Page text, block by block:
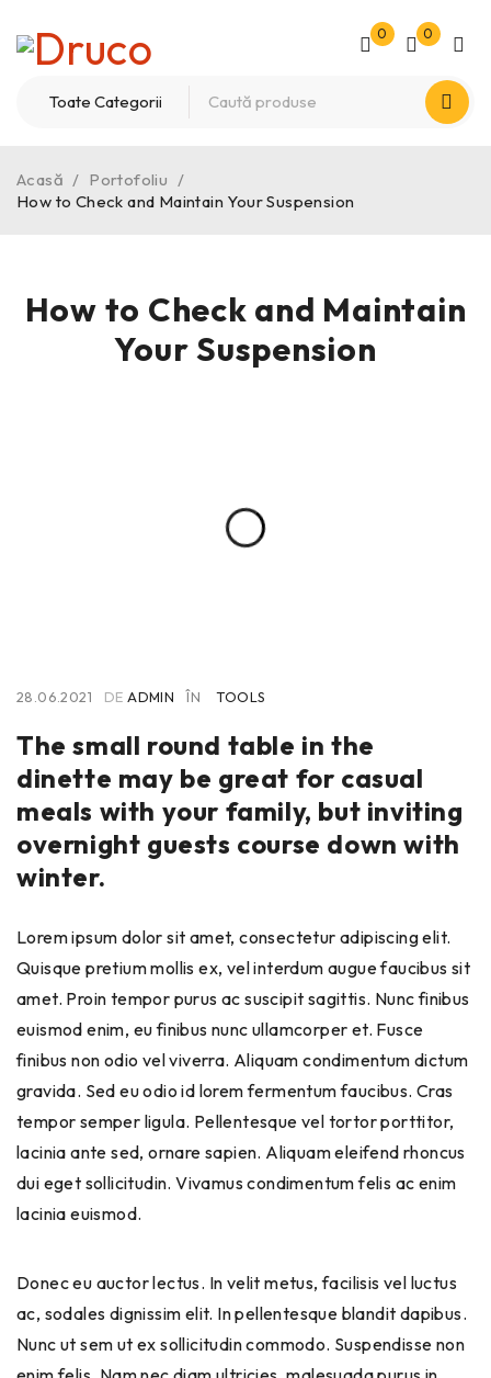
0 0
Acasă / Portofoliu /
How to Check and Maintain Your Suspension
How to Check and Maintain
Your Suspension
28.06.2021 DE ADMIN ÎN TOOLS
The small round table in the
dinette may be great for casual
meals with your family, but inviting
overnight guests course down with
winter.
Lorem ipsum dolor sit amet, consectetur adipiscing elit.
Quisque pretium mollis ex, vel interdum augue faucibus sit
amet. Proin tempor purus ac suscipit sagittis. Nunc finibus
euismod enim, eu finibus nunc ullamcorper et. Fusce
finibus non odio vel viverra. Aliquam condimentum dictum
gravida. Sed eu odio id lorem fermentum faucibus. Cras
tempor semper ligula. Pellentesque vel tortor porttitor,
lacinia ante sed, ornare sapien. Aliquam eleifend rhoncus
dui eget sollicitudin. Vivamus condimentum felis ac enim
lacinia euismod.
Donec eu auctor lectus. In velit metus, facilisis vel luctus
ac, sodales dignissim elit. In pellentesque blandit dapibus.
Nunc ut sem ut ex sollicitudin commodo. Suspendisse non